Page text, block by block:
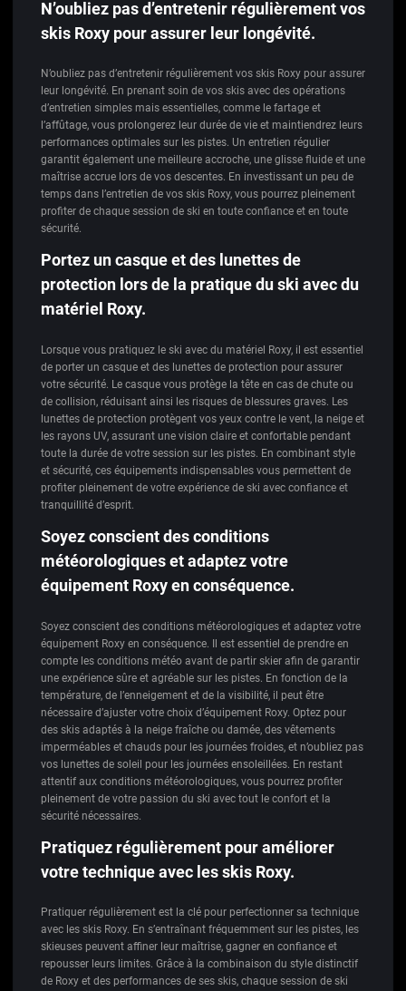
N’oubliez pas d’entretenir régulièrement vos
skis Roxy pour assurer leur longévité.
N’oubliez pas d’entretenir régulièrement vos skis Roxy pour assurer
leur longévité. En prenant soin de vos skis avec des opérations
d’entretien simples mais essentielles, comme le fartage et
l’affûtage, vous prolongerez leur durée de vie et maintiendrez leurs
performances optimales sur les pistes. Un entretien régulier
garantit également une meilleure accroche, une glisse fluide et une
maîtrise accrue lors de vos descentes. En investissant un peu de
temps dans l’entretien de vos skis Roxy, vous pourrez pleinement
profiter de chaque session de ski en toute confiance et en toute
sécurité.
Portez un casque et des lunettes de
protection lors de la pratique du ski avec du
matériel Roxy.
Lorsque vous pratiquez le ski avec du matériel Roxy, il est essentiel
de porter un casque et des lunettes de protection pour assurer
votre sécurité. Le casque vous protège la tête en cas de chute ou
de collision, réduisant ainsi les risques de blessures graves. Les
lunettes de protection protègent vos yeux contre le vent, la neige et
les rayons UV, assurant une vision claire et confortable pendant
toute la durée de votre session sur les pistes. En combinant style
et sécurité, ces équipements indispensables vous permettent de
profiter pleinement de votre expérience de ski avec confiance et
tranquillité d’esprit.
Soyez conscient des conditions
météorologiques et adaptez votre
équipement Roxy en conséquence.
Soyez conscient des conditions météorologiques et adaptez votre
équipement Roxy en conséquence. Il est essentiel de prendre en
compte les conditions météo avant de partir skier afin de garantir
une expérience sûre et agréable sur les pistes. En fonction de la
température, de l’enneigement et de la visibilité, il peut être
nécessaire d’ajuster votre choix d’équipement Roxy. Optez pour
des skis adaptés à la neige fraîche ou damée, des vêtements
imperméables et chauds pour les journées froides, et n’oubliez pas
vos lunettes de soleil pour les journées ensoleillées. En restant
attentif aux conditions météorologiques, vous pourrez profiter
pleinement de votre passion du ski avec tout le confort et la
sécurité nécessaires.
Pratiquez régulièrement pour améliorer
votre technique avec les skis Roxy.
Pratiquer régulièrement est la clé pour perfectionner sa technique
avec les skis Roxy. En s’entraînant fréquemment sur les pistes, les
skieuses peuvent affiner leur maîtrise, gagner en confiance et
repousser leurs limites. Grâce à la combinaison du style distinctif
de Roxy et des performances de ses skis, chaque session de ski